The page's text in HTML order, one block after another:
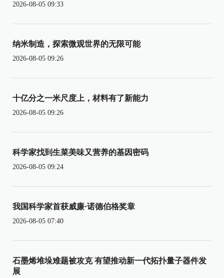
2026-08-05 09:33
纳米制造，探索微观世界的无限可能
2026-08-05 09:26
十亿分之一米尺度上，材料有了新能力
2026-08-05 09:26
科学家找到生菜美味又营养的基因密码
2026-08-05 09:24
我国科学家首获威廉·诺德伯格奖章
2026-08-05 07:40
石墨烯堆垛难题被攻克 有望推动新一代拓扑量子器件发
展